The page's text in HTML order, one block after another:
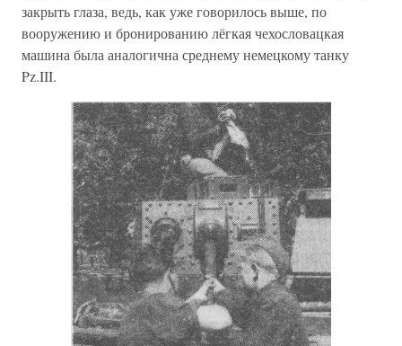
закрыть глаза, ведь, как уже говорилось выше, по
вооружению и бронированию лёгкая чехословацкая
машина была аналогична среднему немецкому танку
Pz.III.